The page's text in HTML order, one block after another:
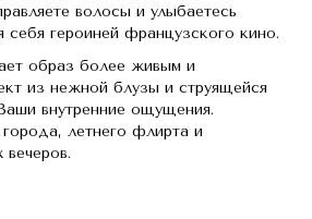
волосы и улыбаетесь
героиней французского кино.
образ более живым и
из нежной блузы и струящейся
внутренние ощущения.
летнего флирта и